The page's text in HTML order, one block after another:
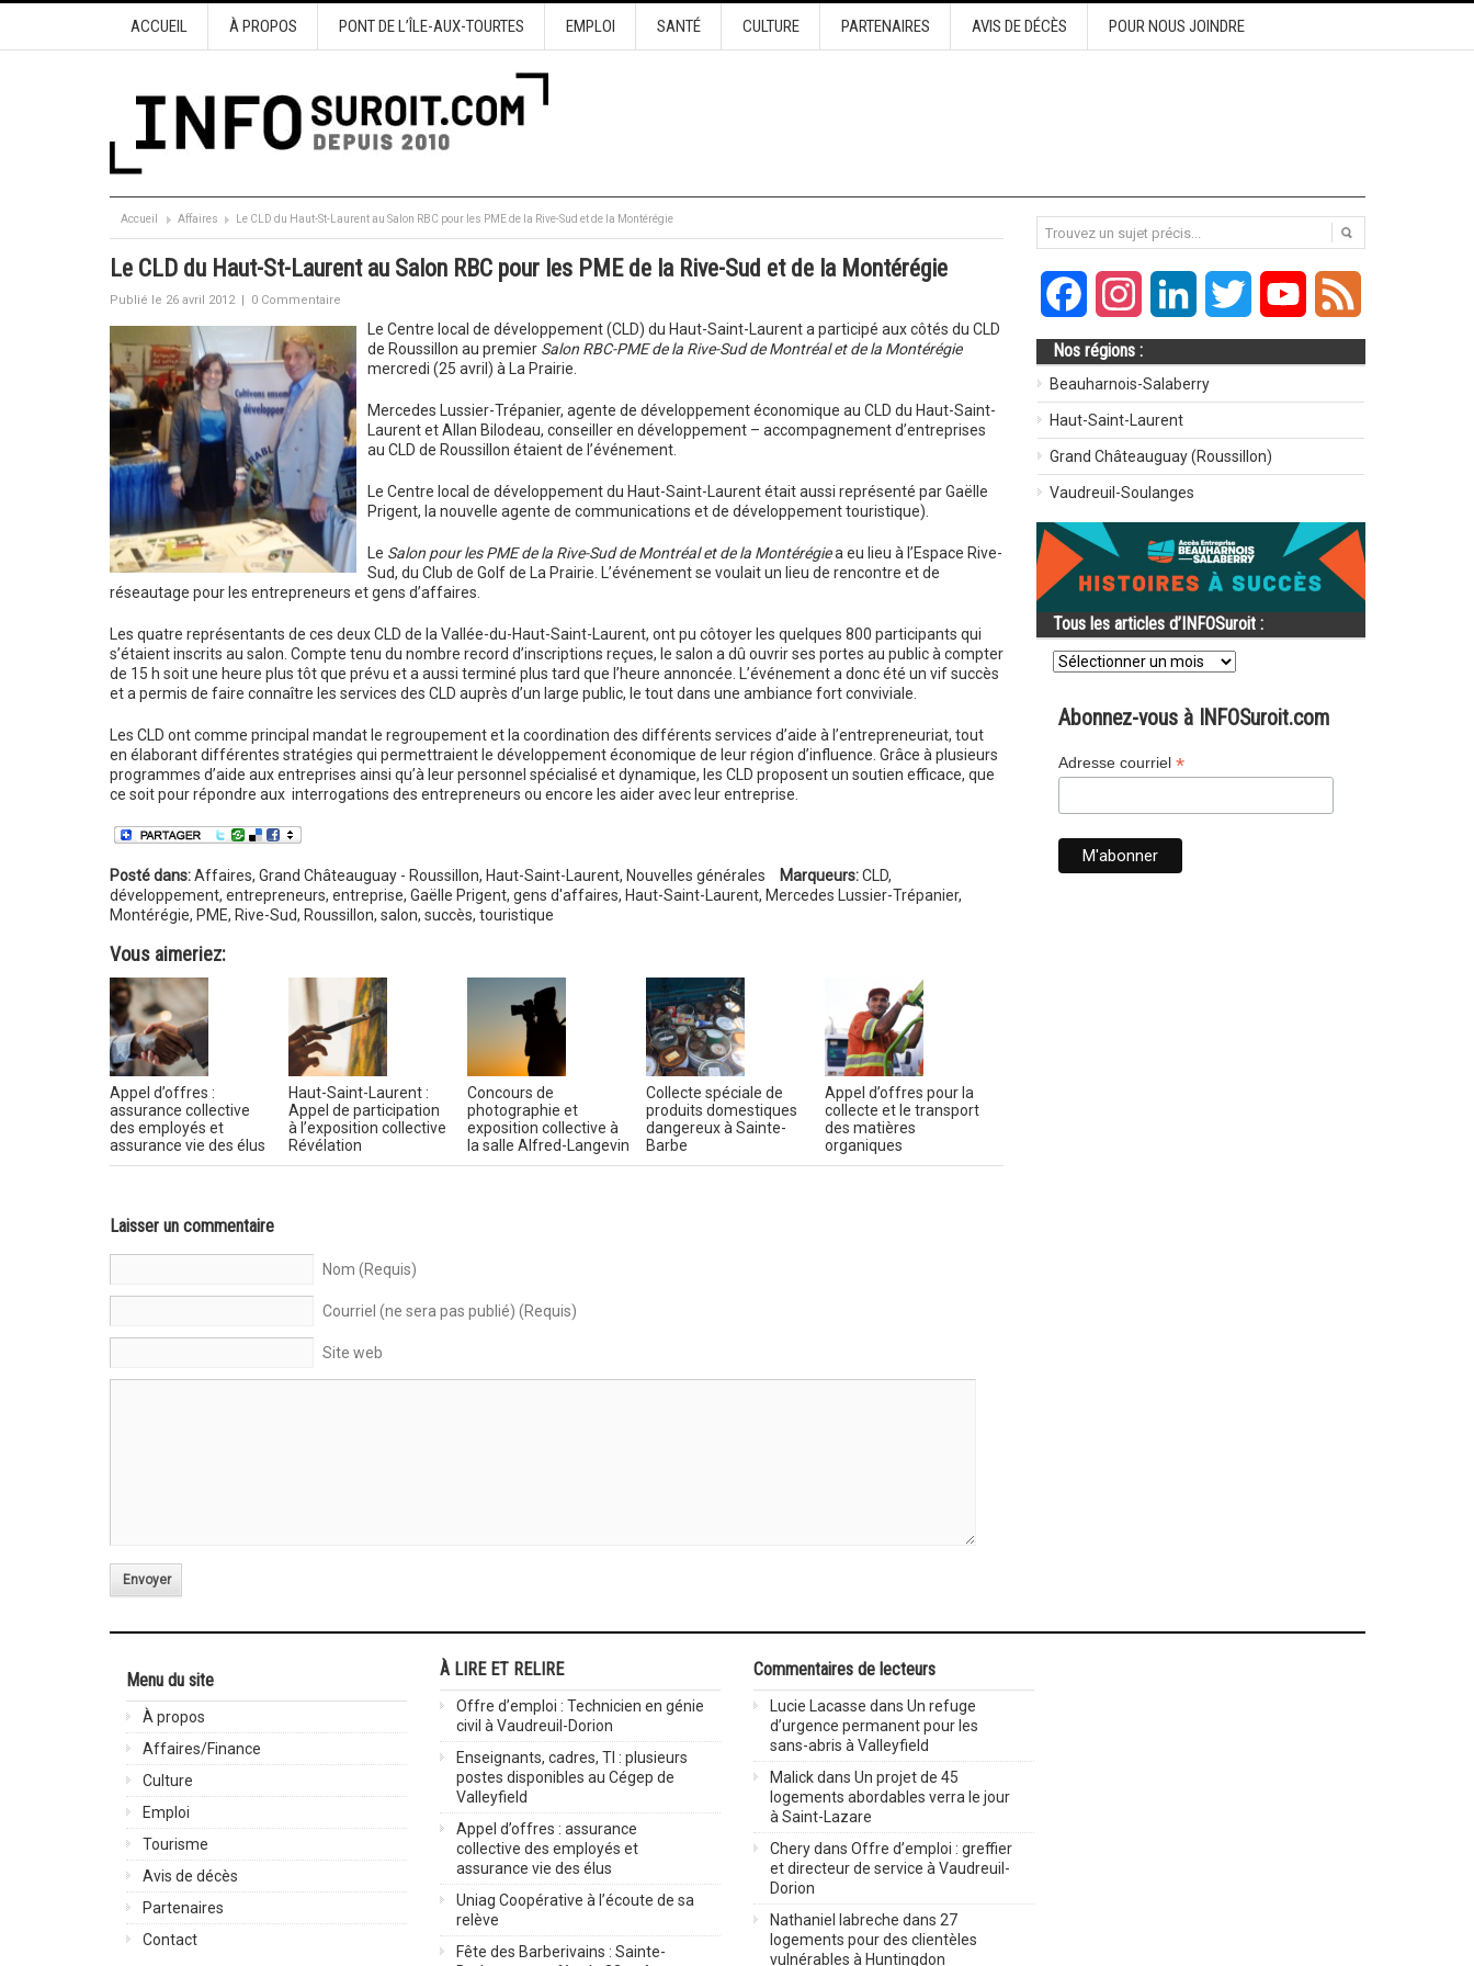
ACCUEIL À PROPOS PONT DE L’ÎLE-AUX-TOURTES EMPLOI SANTÉ CULTURE PARTENAIRES AVIS DE DÉCÈS POUR NOUS JOINDRE
Accueil Affaires Le CLD du Haut-St-Laurent au Salon RBC pour les PME de la Rive-Sud et de la Montérégie
Le CLD du Haut-St-Laurent au Salon RBC pour les PME de la Rive-Sud et de la Montérégie
Publié le 26 avril 2012 | 0 Commentaire
Le Centre local de développement (CLD) du Haut-Saint-Laurent a participé aux côtés du CLD
de Roussillon au premier Salon RBC-PME de la Rive-Sud de Montréal et de la Montérégie
mercredi (25 avril) à La Prairie.
Mercedes Lussier-Trépanier, agente de développement économique au CLD du Haut-Saint-
Laurent et Allan Bilodeau, conseiller en développement – accompagnement d’entreprises
au CLD de Roussillon étaient de l’événement.
Le Centre local de développement du Haut-Saint-Laurent était aussi représenté par Gaëlle
Prigent, la nouvelle agente de communications et de développement touristique).
Le Salon pour les PME de la Rive-Sud de Montréal et de la Montérégiea eu lieu à l’Espace Rive-
Sud, du Club de Golf de La Prairie. L’événement se voulait un lieu de rencontre et de
réseautage pour les entrepreneurs et gens d’affaires.
Les quatre représentants de ces deux CLD de la Vallée-du-Haut-Saint-Laurent, ont pu côtoyer les quelques 800 participants qui
s’étaient inscrits au salon. Compte tenu du nombre record d’inscriptions reçues, le salon a dû ouvrir ses portes au public à compter
de 15 h soit une heure plus tôt que prévu et a aussi terminé plus tard que l’heure annoncée. L’événement a donc été un vif succès
et a permis de faire connaître les services des CLD auprès d’un large public, le tout dans une ambiance fort conviviale.
Les CLD ont comme principal mandat le regroupement et la coordination des différents services d’aide à l’entrepreneuriat, tout
en élaborant différentes stratégies qui permettraient le développement économique de leur région d’influence. Grâce à plusieurs
programmes d’aide aux entreprises ainsi qu’à leur personnel spécialisé et dynamique, les CLD proposent un soutien efficace, que
ce soit pour répondre aux interrogations des entrepreneurs ou encore les aider avec leur entreprise.
Posté dans:Affaires, Grand Châteauguay - Roussillon, Haut-Saint-Laurent, Nouvelles générales Marqueurs: CLD,
développement, entrepreneurs, entreprise, Gaëlle Prigent, gens d'affaires, Haut-Saint-Laurent, Mercedes Lussier-Trépanier,
Montérégie, PME, Rive-Sud, Roussillon, salon, succès, touristique
Vous aimeriez:
Appel d’offres :
assurance collective
des employés et
assurance vie des élus
Haut-Saint-Laurent :
Appel de participation
à l’exposition collective
Révélation
Concours de
photographie et
exposition collective à
la salle Alfred-Langevin
Collecte spéciale de
produits domestiques
dangereux à Sainte-
Barbe
Appel d’offres pour la
collecte et le transport
des matières
organiques
Laisser un commentaire
Nom (Requis)
Courriel (ne sera pas publié) (Requis)
Site web
Envoyer
FacebookInstagramLinkedIn Twitter YouTube
Nos régions :
Beauharnois-Salaberry
Haut-Saint-Laurent
Grand Châteauguay (Roussillon)
Vaudreuil-Soulanges
Tous les articles d’INFOSuroit :
Tous
les
d’INFOSuroit
Abonnez-vous à INFOSuroit.com
Adresse courriel *
Menu du site
À propos
Affaires/Finance
Culture
Emploi
Tourisme
Avis de décès
Partenaires
Contact
À LIRE ET RELIRE
Offre d’emploi : Technicien en génie
civil à Vaudreuil-Dorion
Enseignants, cadres, TI : plusieurs
postes disponibles au Cégep de
Valleyfield
Appel d’offres : assurance
collective des employés et
assurance vie des élus
Uniag Coopérative à l’écoute de sa
relève
Fête des Barberivains : Sainte-
Commentaires de lecteurs
Lucie Lacasse dans Un refuge
d’urgence permanent pour les
sans-abris à Valleyfield
Malickdans Un projet de 45
logements abordables verra le jour
à Saint-Lazare
Cherydans Offre d’emploi : greffier
et directeur de service à Vaudreuil-
Dorion
Nathaniel labreche dans 27
logements pour des clientèles
vulnérables à Huntingdon